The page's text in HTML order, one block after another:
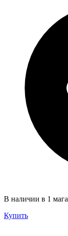
В наличии в 1
Купить